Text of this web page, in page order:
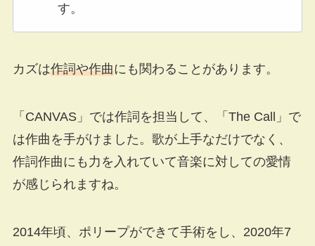
す。
カズは作詞や作曲にも関わることがあります。
「CANVAS」では作詞を担当して、「The Call」で
は作曲を手がけました。歌が上手なだけでなく、
作詞作曲にも力を入れていて音楽に対しての愛情
が感じられますね。
2014年頃、ポリープができて手術をし、2020年7